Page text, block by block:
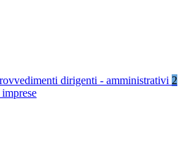
dirigenti - amministrativi 2